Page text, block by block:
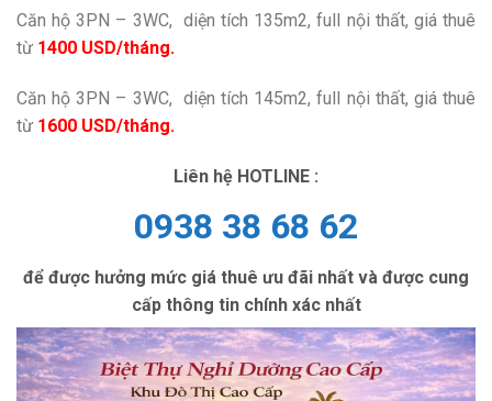
Căn hộ 3PN – 3WC, diện tích 135m2, full nội thất, giá thuê
từ 1400 USD/tháng.
Căn hộ 3PN – 3WC, diện tích 145m2, full nội thất, giá thuê
từ 1600 USD/tháng.
Liên hệ HOTLINE :
0938 38 68 62
để được hưởng mức giá thuê ưu đãi nhất và được cung
cấp thông tin chính xác nhất